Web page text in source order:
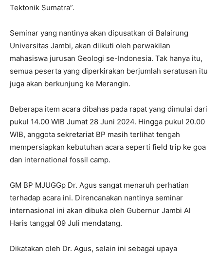
Tektonik Sumatra”.
Seminar yang nantinya akan dipusatkan di Balairung
Universitas Jambi, akan diikuti oleh perwakilan
mahasiswa jurusan Geologi se-Indonesia. Tak hanya itu,
semua peserta yang diperkirakan berjumlah seratusan itu
juga akan berkunjung ke Merangin.
Beberapa item acara dibahas pada rapat yang dimulai dari
pukul 14.00 WIB Jumat 28 Juni 2024. Hingga pukul 20.00
WIB, anggota sekretariat BP masih terlihat tengah
mempersiapkan kebutuhan acara seperti field trip ke goa
dan international fossil camp.
GM BP MJUGGp Dr. Agus sangat menaruh perhatian
terhadap acara ini. Direncanakan nantinya seminar
internasional ini akan dibuka oleh Gubernur Jambi Al
Haris tanggal 09 Juli mendatang.
Dikatakan oleh Dr. Agus, selain ini sebagai upaya